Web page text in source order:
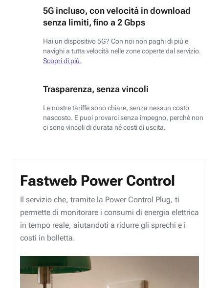
5G incluso, con velocità in download
senza limiti, fino a 2 Gbps
Hai un dispositivo 5G? Con noi non paghi di più e
navighi a tutta velocità nelle zone coperte dal servizio.
Scopri di più.
Trasparenza, senza vincoli
Le nostre tariffe sono chiare, senza nessun costo
nascosto. E puoi provarci senza impegno, perché non
ci sono vincoli di durata né costi di uscita.
Fastweb Power Control
Il servizio che, tramite la Power Control Plug, ti
permette di monitorare i consumi di energia elettrica
in tempo reale, aiutandoti a ridurre gli sprechi e i
costi in bolletta.